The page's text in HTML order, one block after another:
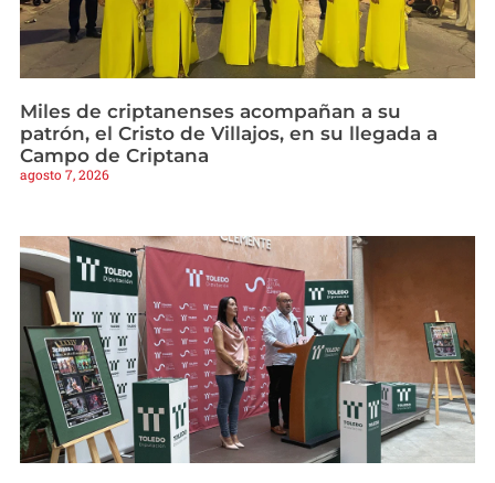
Miles de criptanenses acompañan a su
patrón, el Cristo de Villajos, en su llegada a
Campo de Criptana
agosto 7, 2026